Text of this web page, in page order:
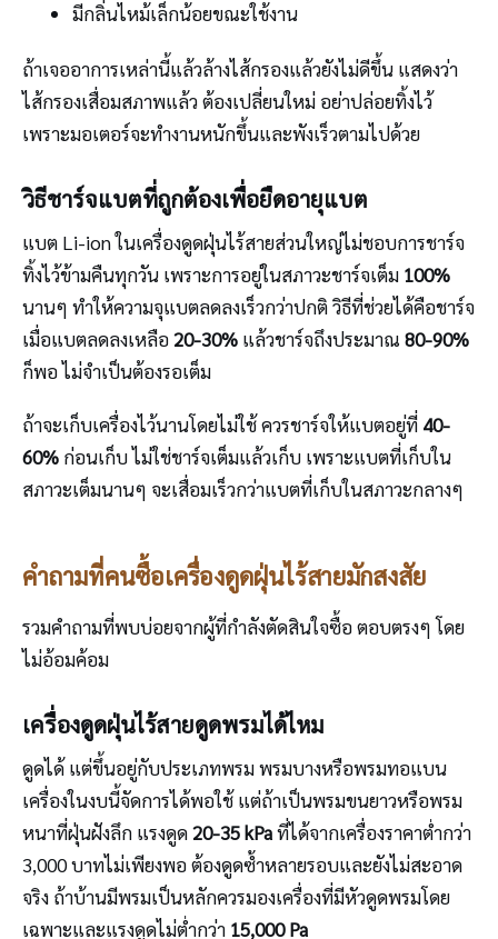
มีกลิ่นไหม้เล็กน้อยขณะใช้งาน
ถ้าเจออาการเหล่านี้แล้วล้างไส้กรองแล้วยังไม่ดีขึ้น แสดงว่า
ไส้กรองเสื่อมสภาพแล้ว ต้องเปลี่ยนใหม่ อย่าปล่อยทิ้งไว้
เพราะมอเตอร์จะทำงานหนักขึ้นและพังเร็วตามไปด้วย
วิธีชาร์จแบตที่ถูกต้องเพื่อยืดอายุแบต
แบต Li-ion ในเครื่องดูดฝุ่นไร้สายส่วนใหญ่ไม่ชอบการชาร์จ
ทิ้งไว้ข้ามคืนทุกวัน เพราะการอยู่ในสภาวะชาร์จเต็ม 100%
นานๆ ทำให้ความจุแบตลดลงเร็วกว่าปกติ วิธีที่ช่วยได้คือชาร์จ
เมื่อแบตลดลงเหลือ20-30% แล้วชาร์จถึงประมาณ 80-90%
ก็พอ ไม่จำเป็นต้องรอเต็ม
ถ้าจะเก็บเครื่องไว้นานโดยไม่ใช้ ควรชาร์จให้แบตอยู่ที่ 40-
60% ก่อนเก็บ ไม่ใช่ชาร์จเต็มแล้วเก็บ เพราะแบตที่เก็บใน
สภาวะเต็มนานๆ จะเสื่อมเร็วกว่าแบตที่เก็บในสภาวะกลางๆ
คำถามที่คนซื้อเครื่องดูดฝุ่นไร้สายมักสงสัย
รวมคำถามที่พบบ่อยจากผู้ที่กำลังตัดสินใจซื้อ ตอบตรงๆ โดย
ไม่อ้อมค้อม
เครื่องดูดฝุ่นไร้สายดูดพรมได้ไหม
ดูดได้ แต่ขึ้นอยู่กับประเภทพรม พรมบางหรือพรมทอแบน
เครื่องในงบนี้จัดการได้พอใช้ แต่ถ้าเป็นพรมขนยาวหรือพรม
หนาที่ฝุ่นฝังลึก แรงดูด20-35 kPaที่ได้จากเครื่องราคาต่ำกว่า
3,000 บาทไม่เพียงพอ ต้องดูดซ้ำหลายรอบและยังไม่สะอาด
จริง ถ้าบ้านมีพรมเป็นหลักควรมองเครื่องที่มีหัวดูดพรมโดย
เฉพาะและแรงดูดไม่ต่ำกว่า 15,000 Pa